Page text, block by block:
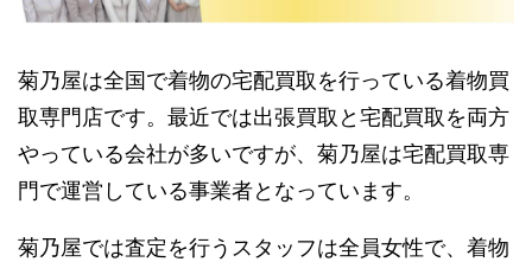
菊乃屋は全国で着物の宅配買取を行っている着物買
取専門店です。最近では出張買取と宅配買取を両方
やっている会社が多いですが、菊乃屋は宅配買取専
門で運営している事業者となっています。
菊乃屋では査定を行うスタッフは全員女性で、着物